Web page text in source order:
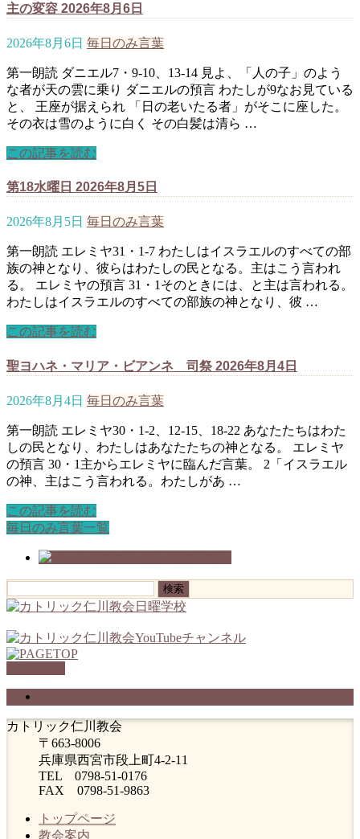
主の変容 2026年8月6日
2026年8月6日 毎日のみ言葉
第一朗読 ダニエル7・9-10、13-14 見よ、「人の子」のよう
な者が天の雲に乗り ダニエルの預言 わたしが9なお見ている
と、 王座が据えられ 「日の老いたる者」がそこに座した。
その衣は雪のように白く その白髪は清ら …
この記事を読む
第18水曜日 2026年8月5日
2026年8月5日 毎日のみ言葉
第一朗読 エレミヤ31・1-7 わたしはイスラエルのすべての部
族の神となり、彼らはわたしの民となる。主はこう言われ
る。 エレミヤの預言 31・1そのときには、と主は言われる。
わたしはイスラエルのすべての部族の神となり、彼 …
この記事を読む
聖ヨハネ・マリア・ビアンネ 司祭 2026年8月4日
2026年8月4日 毎日のみ言葉
第一朗読 エレミヤ30・1-2、12-15、18-22 あなたたちはわた
しの民となり、わたしはあなたたちの神となる。 エレミヤ
の預言 30・1主からエレミヤに臨んだ言葉。 2「イスラエル
の神、主はこう言われる。わたしがあ …
この記事を読む
毎日のみ言葉一覧
索:
カトリック仁川教会
〒663-8006
兵庫県西宮市段上町4-2-11
TEL 0798-51-0176
FAX 0798-51-9863
トップページ
教会案内